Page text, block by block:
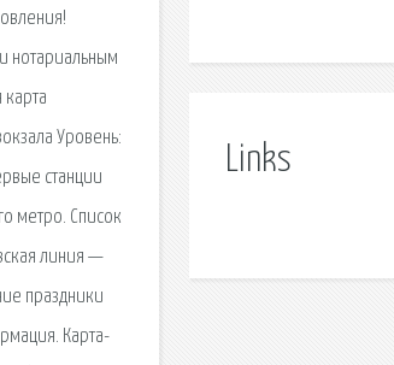
нотариальным
Уровень:
станции
метро. Список
линия —
праздники
Карта-
Links